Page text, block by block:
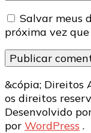
Salvar meus
próxima vez
&cópia; Direitos
os direitos
Desenvolvido
por WordPress .